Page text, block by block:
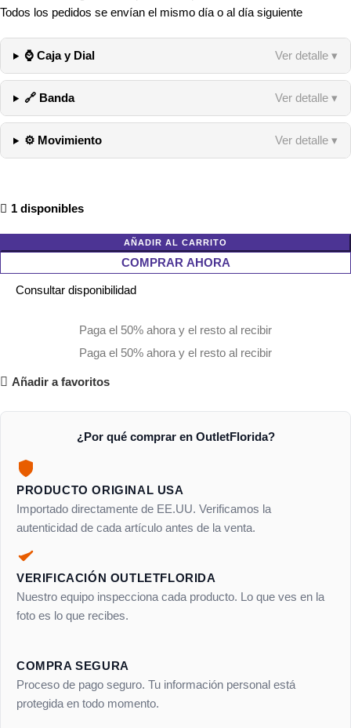
Todos los pedidos se envían el mismo día o al día siguiente
Ver detalle ▾
⌚ Caja y Dial
Ver detalle ▾
🔗 Banda
Ver detalle ▾
⚙️ Movimiento
1 disponibles
AÑADIR AL CARRITO
COMPRAR AHORA
Consultar disponibilidad
Paga el 50% ahora y el resto al recibir
Paga el 50% ahora y el resto al recibir
Añadir a favoritos
¿Por qué comprar en OutletFlorida?
PRODUCTO ORIGINAL USA
Importado directamente de EE.UU. Verificamos la
autenticidad de cada artículo antes de la venta.
VERIFICACIÓN OUTLETFLORIDA
Nuestro equipo inspecciona cada producto. Lo que ves en la
foto es lo que recibes.
COMPRA SEGURA
Proceso de pago seguro. Tu información personal está
protegida en todo momento.